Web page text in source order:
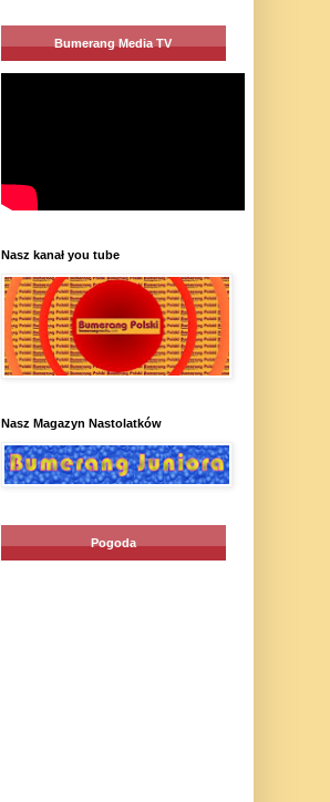
Bumerang Media TV
Nasz kanał you tube
Nasz Magazyn Nastolatków
Pogoda